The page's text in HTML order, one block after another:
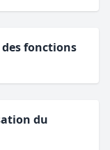
fonctions
du